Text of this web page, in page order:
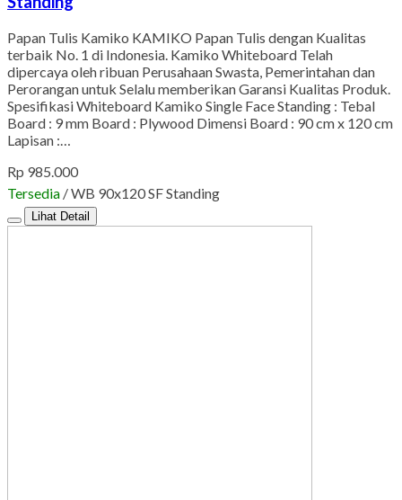
Papan Tulis Kamiko KAMIKO Papan Tulis dengan Kualitas
terbaik No. 1 di Indonesia. Kamiko Whiteboard Telah
dipercaya oleh ribuan Perusahaan Swasta, Pemerintahan dan
Perorangan untuk Selalu memberikan Garansi Kualitas Produk.
Spesifikasi Whiteboard Kamiko Single Face Standing : Tebal
Board : 9 mm Board : Plywood Dimensi Board : 90 cm x 120 cm
Lapisan :…
Rp 985.000
Tersedia / WB 90x120 SF Standing
Lihat Detail